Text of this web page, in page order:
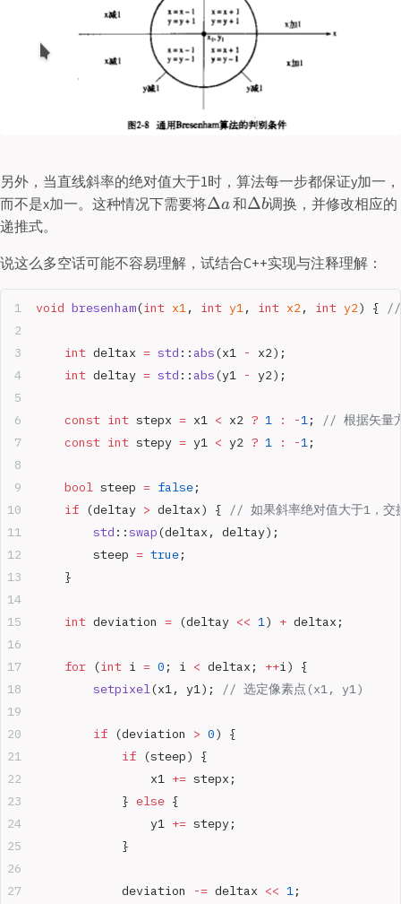
另外，当直线斜率的绝对值大于1时，算法每一步都保证y加一，
而不是x加一。这种情况下需要将Δa和Δb调换，并修改相应的
递推式。
说这么多空话可能不容易理解，试结合C++实现与注释理解：
void bresenham(int x1, int y1, int x2, int y2) { //
    int
deltax = std :: abs(x1 -
x2);
    int
deltay = std :: abs(y1 - y2);
    const
int stepx = x1 < x2 ? 1 : -1;
// 根据矢量
    const
int stepy = y1 < y2 ? 1 : -1;
    bool
steep = false;
    if
(deltay > deltax) { // 如果斜率绝对值大于1，
        std
::swap(deltax, deltay);
        steep
= true;
    }
    int
deviation = (deltay << 1) + deltax;
    for
(int i = 0 ; i < deltax; ++i) {
        setpixel
(x1, y1); // 选定像素点(x1, y1)
        if
(deviation > 0) {
            if
(steep) {
                x1
+= stepx;
            }
else {
                y1
+= stepy;
            }
            deviation
-= deltax << 1;